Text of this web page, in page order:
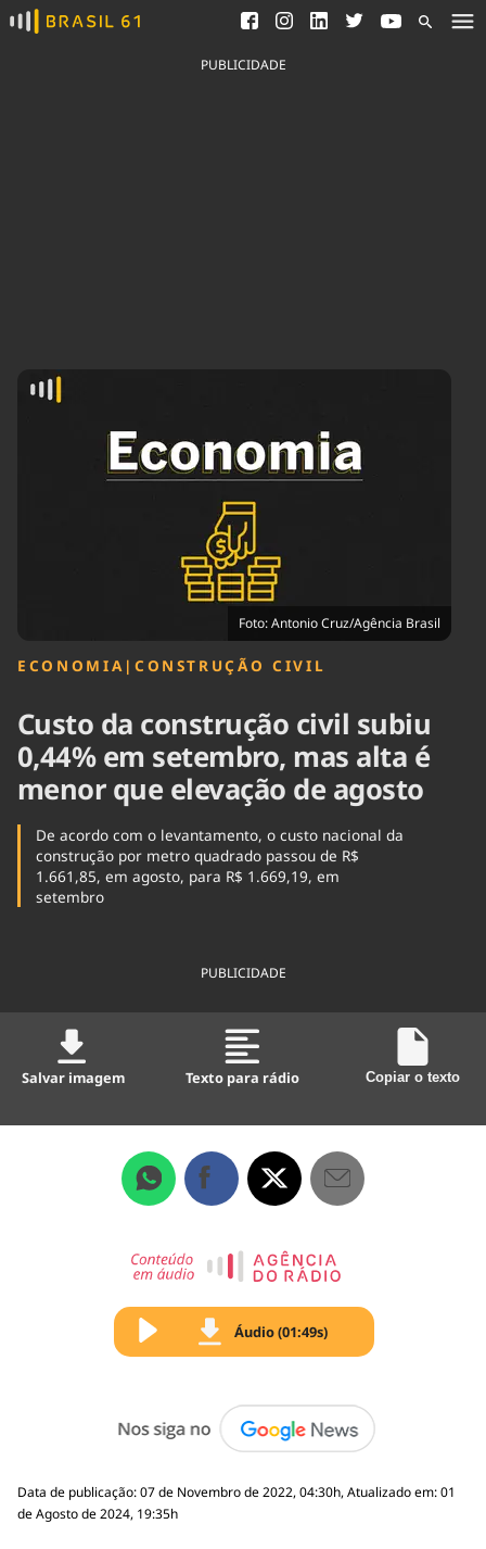
Ver todas as notícias
Saneamento
Indicadores
Agronegócios
Economia
Educação
Infraestrutura
Internacional
Podcast
Política
Saúde
PUBLICIDADE
Foto: Antonio Cruz/Agência Brasil
ECONOMIA | CONSTRUÇÃO CIVIL
Custo da construção civil subiu
0,44% em setembro, mas alta é
menor que elevação de agosto
De acordo com o levantamento, o custo nacional da
construção por metro quadrado passou de R$
1.661,85, em agosto, para R$ 1.669,19, em
setembro
PUBLICIDADE
Salvar imagem Texto para rádio Copiar o texto
Áudio (01:49s)
Data de publicação: 07 de Novembro de 2022, 04:30h, Atualizado em: 01
de Agosto de 2024, 19:35h